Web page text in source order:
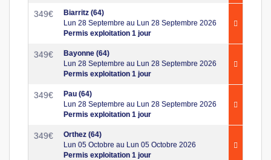
349€
Biarritz (64)
Lun 28 Septembre au Lun 28 Septembre 2026
Permis exploitation 1 jour
349€
Bayonne (64)
Lun 28 Septembre au Lun 28 Septembre 2026
Permis exploitation 1 jour
349€
Pau (64)
Lun 28 Septembre au Lun 28 Septembre 2026
Permis exploitation 1 jour
349€
Orthez (64)
Lun 05 Octobre au Lun 05 Octobre 2026
Permis exploitation 1 jour